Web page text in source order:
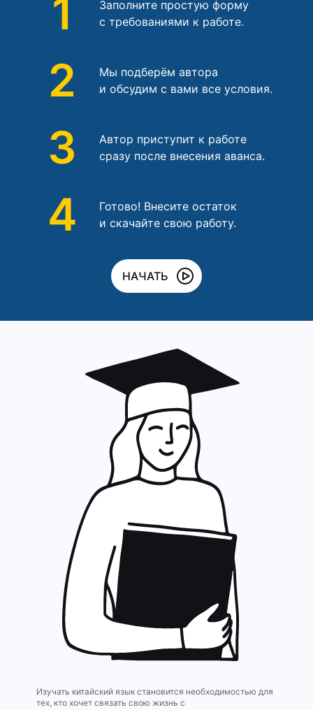
1
Заполните простую форму
с требованиями к работе.
2
Мы подберём автора
и обсудим с вами все условия.
3
Автор приступит к работе
сразу после внесения аванса.
4
Готово! Внесите остаток
и скачайте свою работу.
НАЧАТЬ
Изучать китайский язык становится необходимостью для
тех, кто хочет связать свою жизнь с